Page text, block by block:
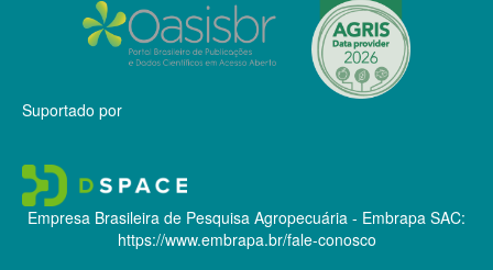
Suportado por
Empresa Brasileira de Pesquisa Agropecuária - Embrapa SAC:
https://www.embrapa.br/fale-conosco